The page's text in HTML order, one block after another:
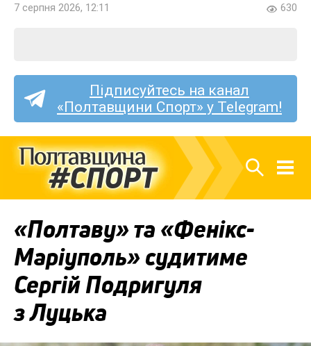
7 серпня 2026, 12:11 630
Підписуйтесь на канал
«Полтавщини Спорт» у Telegram!
«Полтаву» та «Фенікс-
Маріуполь» судитиме
Сергій Подригуля
з Луцька